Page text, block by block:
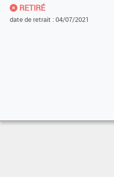
RETIRÉ
date de retrait : 04/07/2021